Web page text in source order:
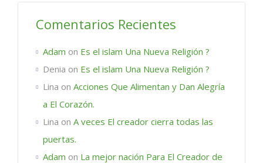
Comentarios Recientes
Adam on Es el islam Una Nueva Religión ?
Denia on Es el islam Una Nueva Religión ?
Lina on Acciones Que Alimentan y Dan Alegría
a El Corazón.
Lina on A veces El creador cierra todas las
puertas.
Adam on La mejor nación Para El Creador de